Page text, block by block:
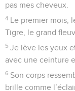
pas mes cheveux.
4 Le premier mois,
Tigre, le grand
5 Je lève les yeux
avec une ceinture
6 Son corps
brille comme